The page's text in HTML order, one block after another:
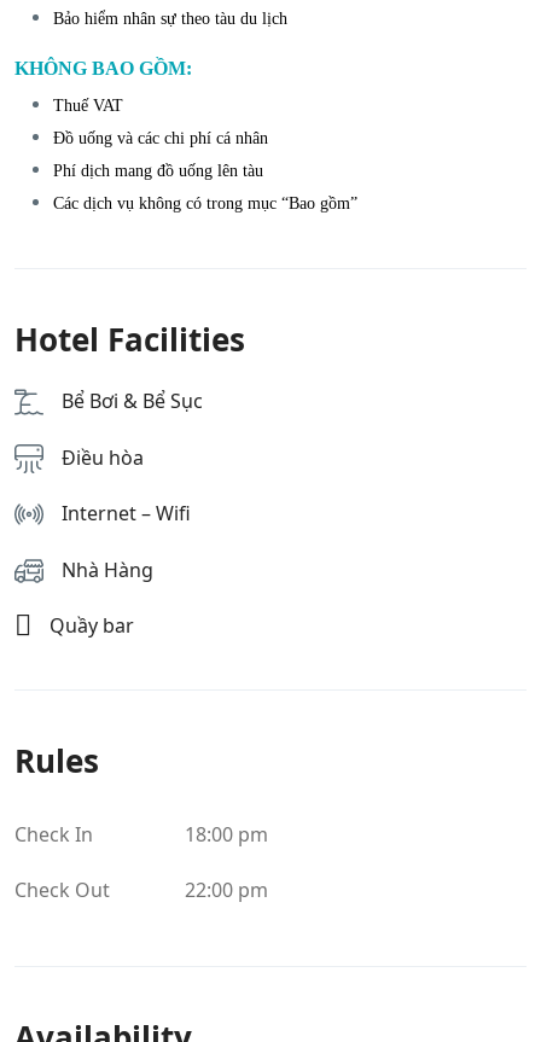
Bảo hiểm nhân sự theo tàu du lịch
KHÔNG BAO GỒM:
Thuế VAT
Đồ uống và các chi phí cá nhân
Phí dịch mang đồ uống lên tàu
Các dịch vụ không có trong mục “Bao gồm”
Hotel Facilities
Bể Bơi & Bể Sục
Điều hòa
Internet – Wifi
Nhà Hàng
Quầy bar
Rules
Check In 18:00 pm
Check Out 22:00 pm